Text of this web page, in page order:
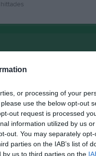
or processing of your
use the below opt-out
out request is processed
information utilized by us
out. You may separately
parties on the IAB’s list of
by us to third parties on the
1 0 0
1 0 0
1 0 0
1 0 0